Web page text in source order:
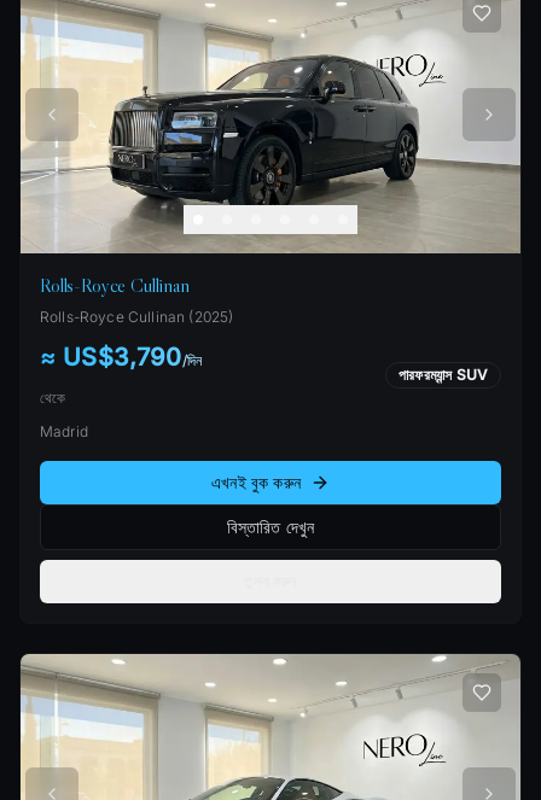
Rolls-Royce Cullinan
Rolls-Royce Cullinan (2025)
≈ US$3,790/দিন
থেকে
পারফরম্যান্স SUV
Madrid
এখনই বুক করুন
বিস্তারিত দেখুন